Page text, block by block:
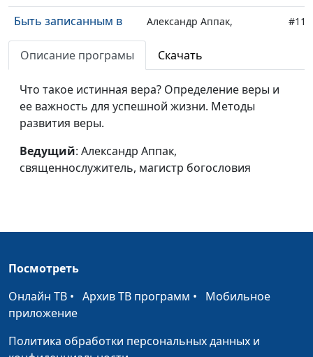
Быть записанным в
книгу жизни
Александр Аппак,
магистр богословия
#118
Люди - Божьи дети
Александр Аппак,
священнослужитель,
магистр богословия
Вечное Царство
священнослужитель,
магистр богословия
Сломанные крылья
магистр богословия
Божьей
священнослужитель,
Описание програмы Скачать
Что такое истинная вера? Определение веры и
ее важность для успешной жизни. Методы
развития веры.
Ведущий: Александр Аппак,
священнослужитель, магистр богословия
Посмотреть
Онлайн ТВ • Архив ТВ программ • Мобильное
приложение
Политика обработки персональных данных и